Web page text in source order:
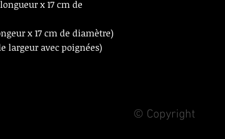
x 17 cm de
x 17 cm de diamètre)
largeur avec poignées)
© Copyright